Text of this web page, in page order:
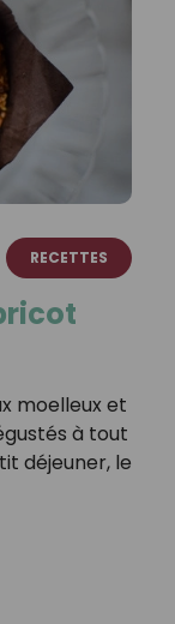
RECETTES
moelleux et
à tout
déjeuner, le